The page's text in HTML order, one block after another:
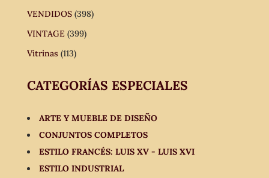
VENDIDOS (398)
VINTAGE (399)
Vitrinas (113)
CATEGORÍAS ESPECIALES
ARTE Y MUEBLE DE DISEÑO
CONJUNTOS COMPLETOS
ESTILO FRANCÉS: LUIS XV - LUIS XVI
ESTILO INDUSTRIAL